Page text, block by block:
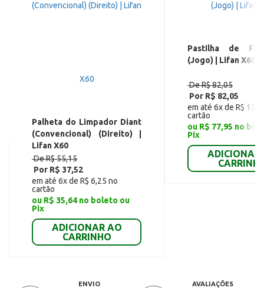
Palheta do Limpador Diant
(Convencional) (Direito) |
Lifan X60
De R$ 55,15
Por R$ 37,52
em até 6x de R$ 6,25 no
cartão
ou R$ 35,64 no boleto ou
Pix
ADICIONAR AO
CARRINHO
Pastilha de
(Jogo) | Lifan X60
De R$ 82,05
Por R$ 82,05
em até 6x de R$
cartão
ou R$ 77,95 no
Pix
ADICIONAR
ENVIO
AVALIAÇÕES